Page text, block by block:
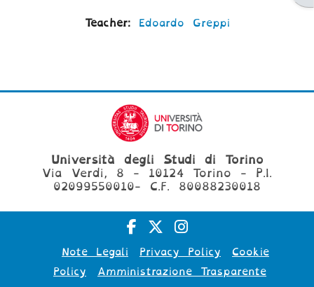
Teacher: Edoardo Greppi
Università degli Studi di Torino
Via Verdi, 8 - 10124 Torino - P.I.
02099550010- C.F. 80088230018
Note Legali Privacy Policy
Cookie
Policy
Amministrazione Trasparente